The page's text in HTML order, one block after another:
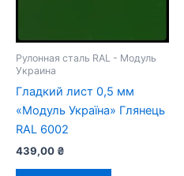
Рулонная сталь RAL - Модуль
Украина
Гладкий лист 0,5 мм
«Модуль Україна» Глянець
RAL 6002
439,00 ₴